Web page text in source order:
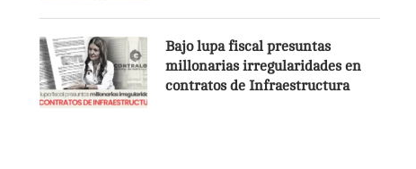
Bajo lupa fiscal presuntas
millonarias irregularidades en
contratos de Infraestructura